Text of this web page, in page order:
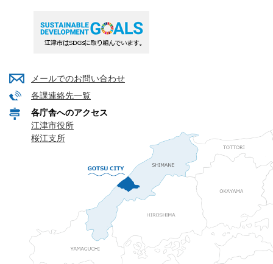
メールでのお問い合わせ
各課連絡先一覧
各庁舎へのアクセス
江津市役所
桜江支所